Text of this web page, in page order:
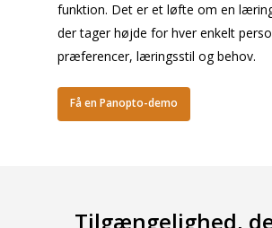
funktion. Det er et løfte om en
der tager højde for hver enkelt
præferencer, læringsstil og behov.
Få en Panopto-demo
Tilgængelighed,